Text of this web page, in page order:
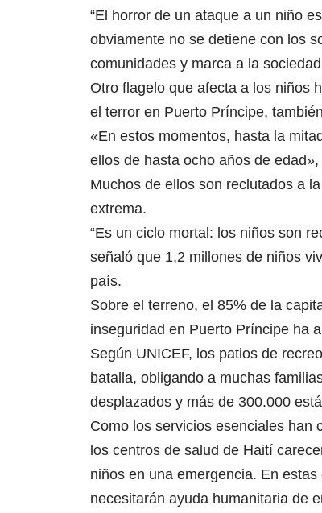
“El horror de un ataque a un niño
obviamente no se detiene con los
comunidades y marca a la
Otro flagelo que afecta a los niños
el terror en Puerto Príncipe,
«En estos momentos, hasta la
ellos de hasta ocho años de
Muchos de ellos son reclutados a
extrema.
“Es un ciclo mortal: los niños son
señaló que 1,2 millones de niños
país.
Sobre el terreno, el 85% de la
inseguridad en Puerto Príncipe ha
Según UNICEF, los patios de
batalla, obligando a muchas
desplazados y más de 300.000
Como los servicios esenciales han
los centros de salud de Haití
niños en una emergencia. En
necesitarán ayuda humanitaria de